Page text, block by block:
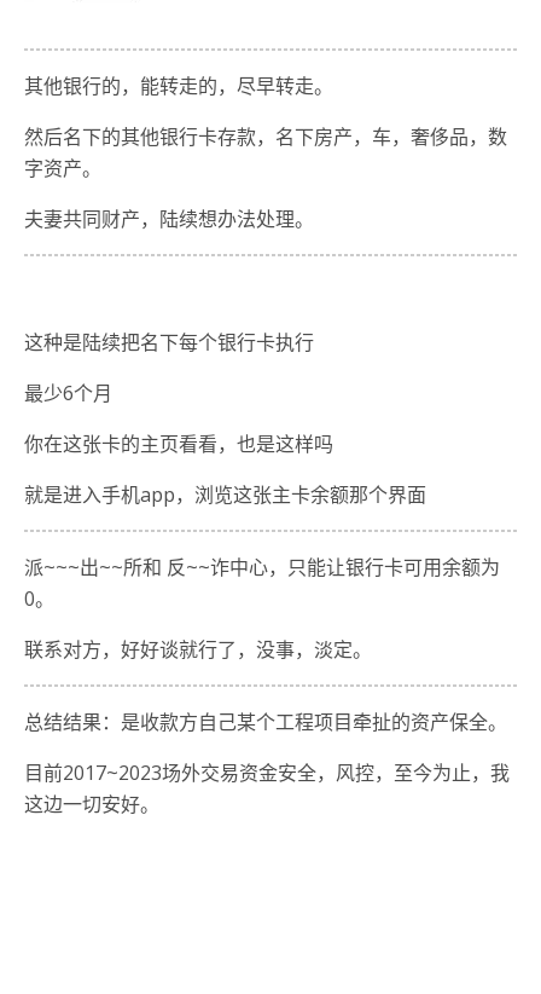
其他银行的，能转走的，尽早转走。
然后名下的其他银行卡存款，名下房产，车，奢侈品，数
字资产。
夫妻共同财产，陆续想办法处理。
这种是陆续把名下每个银行卡执行
最少6个月
你在这张卡的主页看看，也是这样吗
就是进入手机app，浏览这张主卡余额那个界面
派~~~出~~所和 反~~诈中心，只能让银行卡可用余额为
0。
联系对方，好好谈就行了，没事，淡定。
总结结果：是收款方自己某个工程项目牵扯的资产保全。
目前2017~2023场外交易资金安全，风控，至今为止，我
这边一切安好。